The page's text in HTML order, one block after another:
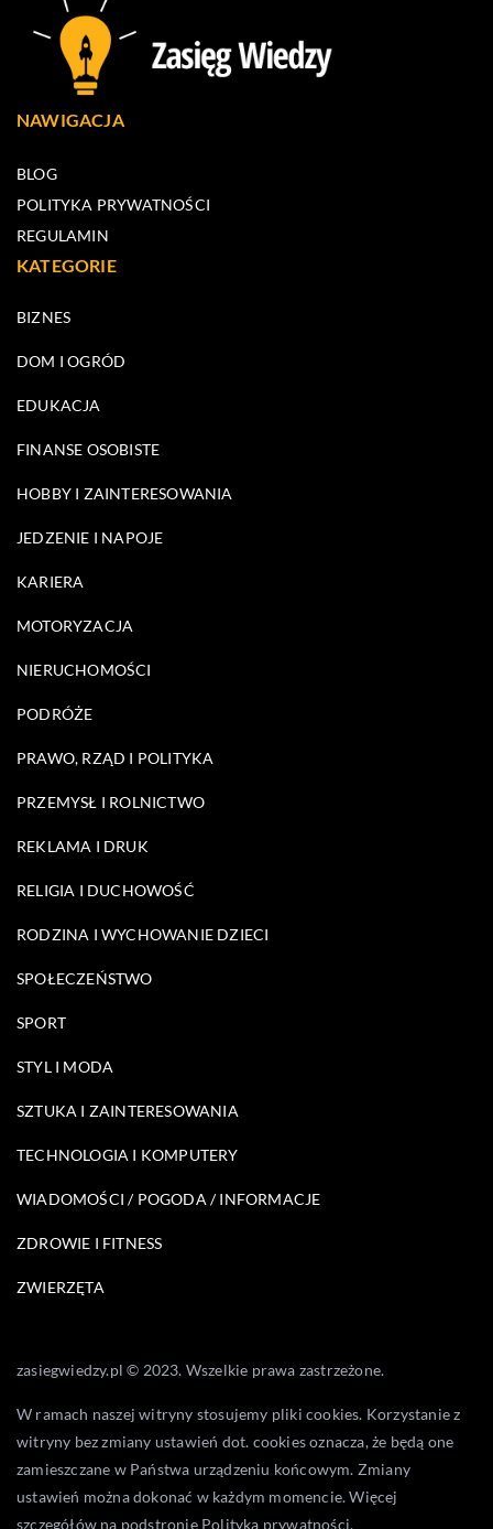
NAWIGACJA
BLOG
POLITYKA PRYWATNOŚCI
REGULAMIN
KATEGORIE
BIZNES
DOM I OGRÓD
EDUKACJA
FINANSE OSOBISTE
HOBBY I ZAINTERESOWANIA
JEDZENIE I NAPOJE
KARIERA
MOTORYZACJA
NIERUCHOMOŚCI
PODRÓŻE
PRAWO, RZĄD I POLITYKA
PRZEMYSŁ I ROLNICTWO
REKLAMA I DRUK
RELIGIA I DUCHOWOŚĆ
RODZINA I WYCHOWANIE DZIECI
SPOŁECZEŃSTWO
SPORT
STYL I MODA
SZTUKA I ZAINTERESOWANIA
TECHNOLOGIA I KOMPUTERY
WIADOMOŚCI / POGODA / INFORMACJE
ZDROWIE I FITNESS
ZWIERZĘTA
zasiegwiedzy.pl © 2023. Wszelkie prawa zastrzeżone.
W ramach naszej witryny stosujemy pliki cookies. Korzystanie z
witryny bez zmiany ustawień dot. cookies oznacza, że będą one
zamieszczane w Państwa urządzeniu końcowym. Zmiany
ustawień można dokonać w każdym momencie. Więcej
szczegółów na podstronie Polityka prywatności.